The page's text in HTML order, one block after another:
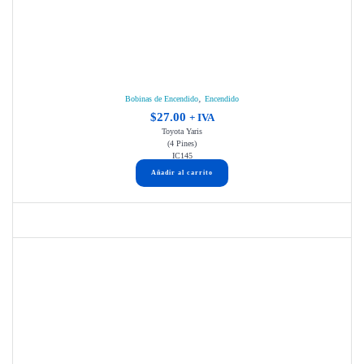
Bobinas de Encendido Encendido
$27.00 + IVA
Toyota Yaris
(4 Pines)
IC145
Añadir al carrito